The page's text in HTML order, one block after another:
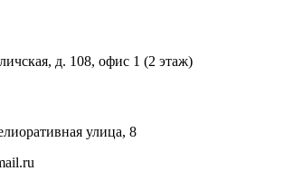
д. 108, офис 1 (2 этаж)
улица, 8